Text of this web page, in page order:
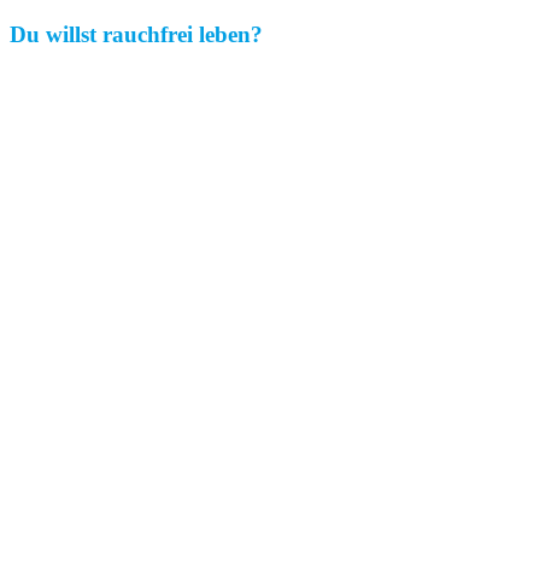
Du willst rauchfrei leben?